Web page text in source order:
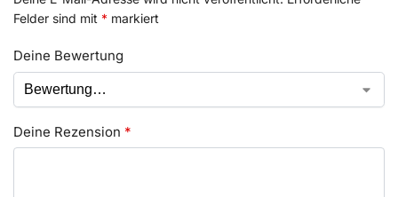
Felder sind mit * markiert
Deine Bewertung
Deine Rezension *